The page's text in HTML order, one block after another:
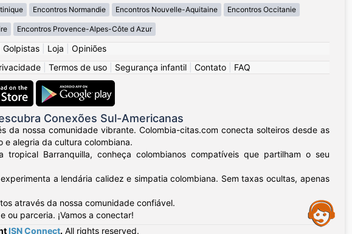
Encontros Normandie Encontros Nouvelle-Aquitaine Encontros Occitanie
Encontros Provence-Alpes-Côte d Azur
Golpistas Loja
Opiniões
Termos de uso Segurança infantil Contato FAQ
Conexões Sul-Americanas
da nossa comunidade vibrante. Colombia-citas.com conecta solteiros desde as
e alegria da cultura colombiana.
Barranquilla, conheça colombianos compatíveis que partilham o seu
a lendária calidez e simpatia colombiana. Sem taxas ocultas, apenas
através da nossa comunidade confiável.
ou parceria. ¡Vamos a conectar!
ISN Connect. All rights reserved.
Assistance